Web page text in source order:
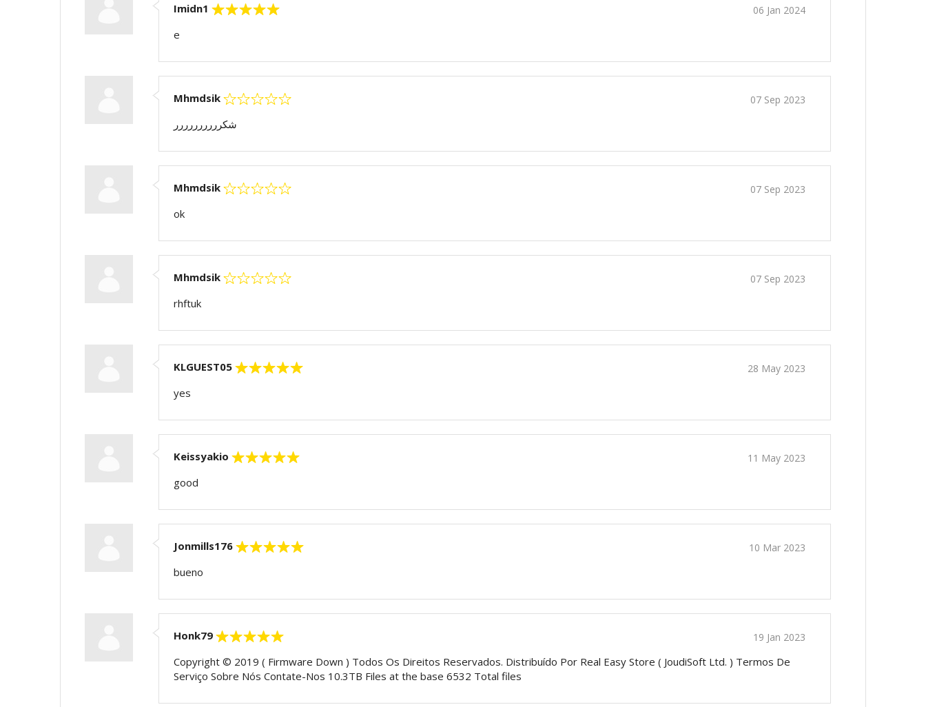
Imidn1 06 Jan 2024
e
Mhmdsik 07 Sep 2023
شكرررررررررر
Mhmdsik 07 Sep 2023
ok
Mhmdsik 07 Sep 2023
rhftuk
KLGUEST05 28 May 2023
yes
Keissyakio 11 May 2023
good
Jonmills176 10 Mar 2023
bueno
Honk79 19 Jan 2023
Copyright © 2019 ( Firmware Down ) Todos Os Direitos Reservados. Distribuído Por Real Easy Store ( JoudiSoft Ltd. ) Termos De
Serviço Sobre Nós Contate-Nos 10.3TB Files at the base 6532 Total files